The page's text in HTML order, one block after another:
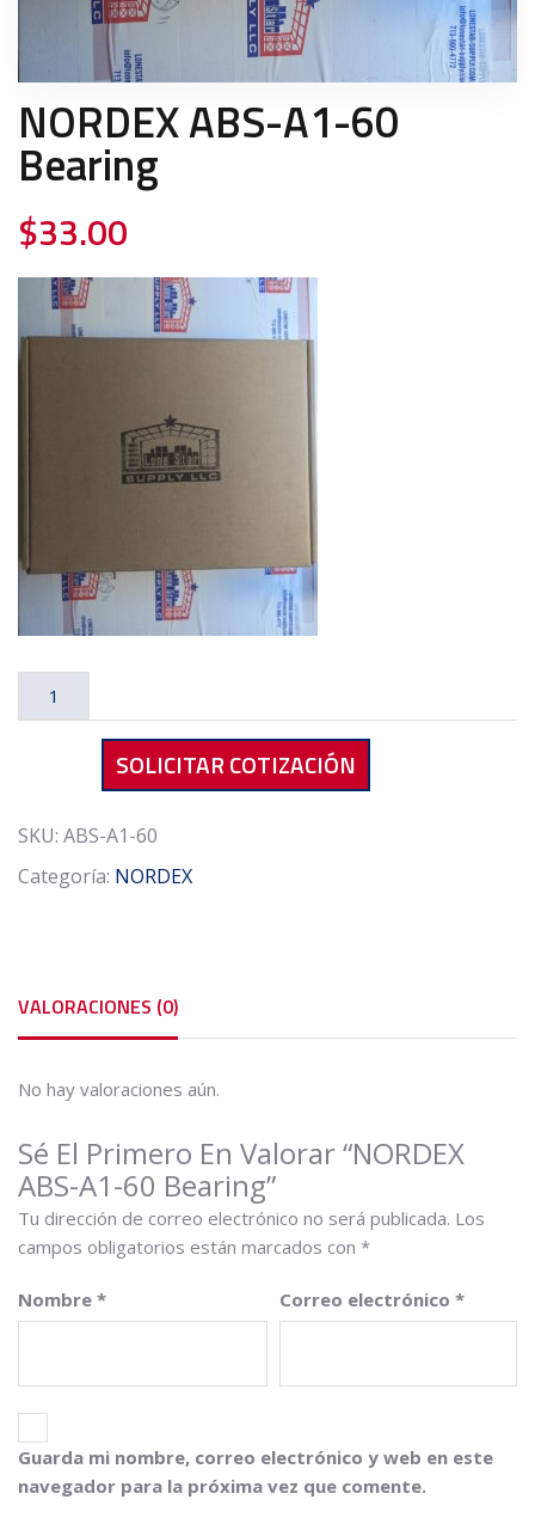
NORDEX ABS-A1-60
Bearing
$33.00
NORDEX
cantidad
SOLICITAR COTIZACIÓN
SKU: ABS-A1-60
Categoría: NORDEX
VALORACIONES (0)
No hay valoraciones aún.
Sé El Primero En Valorar “NORDEX
ABS-A1-60 Bearing”
Tu dirección de correo electrónico no será publicada. Los
campos obligatorios están marcados con *
Nombre * Correo electrónico *
Guarda mi nombre, correo electrónico y web en este
navegador para la próxima vez que comente.